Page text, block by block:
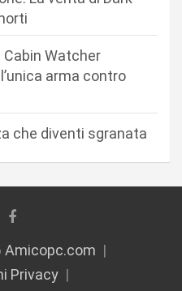
Watcher
arma contro
che diventi sgranata
Amicopc.com
Privacy